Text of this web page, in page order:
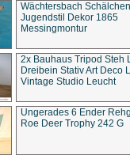
Wächtersbach Schälchen
Jugendstil Dekor 1865
Messingmontur
2x Bauhaus Tripod Steh
Dreibein Stativ Art Deco
Vintage Studio Leucht
Ungerades 6 Ender
Roe Deer Trophy 242 G